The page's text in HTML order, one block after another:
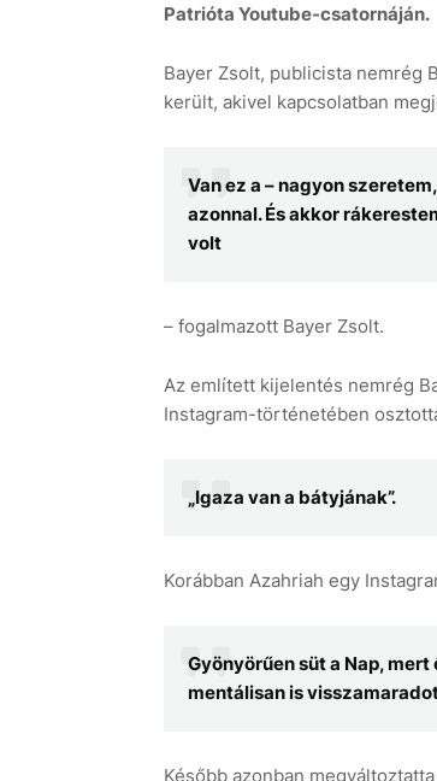
Patrióta Youtube-csatornáján.
Bayer Zsolt, publicista nemrég
került, akivel kapcsolatban
Van ez a – nagyon
azonnal. És akkor
volt
– fogalmazott Bayer Zsolt.
Az említett kijelentés nemrég
Instagram-történetében
„Igaza van a bátyjának”.
Korábban Azahriah egy
Gyönyörűen süt a Nap,
mentálisan is
Később azonban